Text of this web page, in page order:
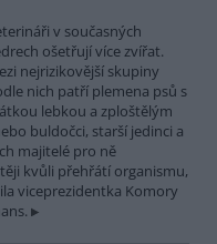
v současných
ošetřují více zvířat.
nejrizikovější skupiny
nich patří plemena psů s
lebkou a zploštělým
buldočci, starší jedinci a
majitelé pro ně
kvůli přehřátí organismu,
viceprezidentka Komory